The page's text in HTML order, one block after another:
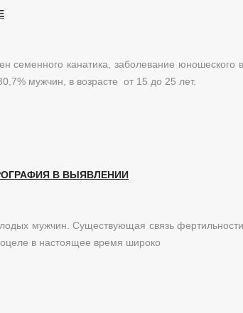
семенного канатика, заболевание
мужчин, в возрасте от 15 до 25 лет.
В ВЫЯВЛЕНИИ
мужчин. Существующая связь
в настоящее время широко